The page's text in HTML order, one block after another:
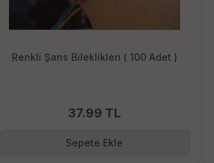
Renkli Şans Bileklikleri ( 100 Adet )
37.99 TL
Sepete Ekle